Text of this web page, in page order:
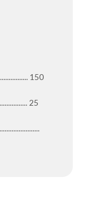
150
25